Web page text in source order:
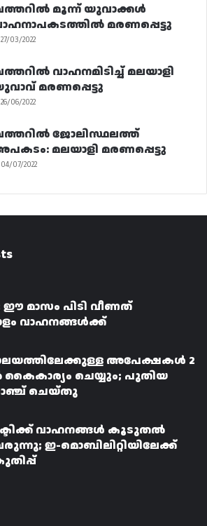
മൂന്ന് യുവാക്കൾ
മരണപ്പെട്ടു
27/03/2022
വാഹനമിടിച്ച് മലയാളി
മരണപ്പെട്ടു
26/06/2022
ജോലിസ്ഥലത്ത്
മലയാളി മരണപ്പെട്ടു
04/07/2022
മാസം പിടി വീണത്
വാഹനങ്ങൾക്ക്
അപേക്ഷകൾ 2
കൈകാര്യം ചെയ്യും; പുതിയ
ചെയ്തു
വാഹനങ്ങൾ കൂടുതൽ
ഇ-മൊബിലിറ്റിയിലേക്ക്